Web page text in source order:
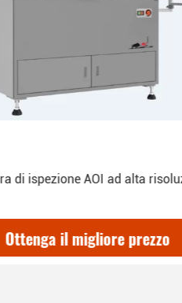
di ispezione AOI ad alta
Ottenga il migliore prezzo